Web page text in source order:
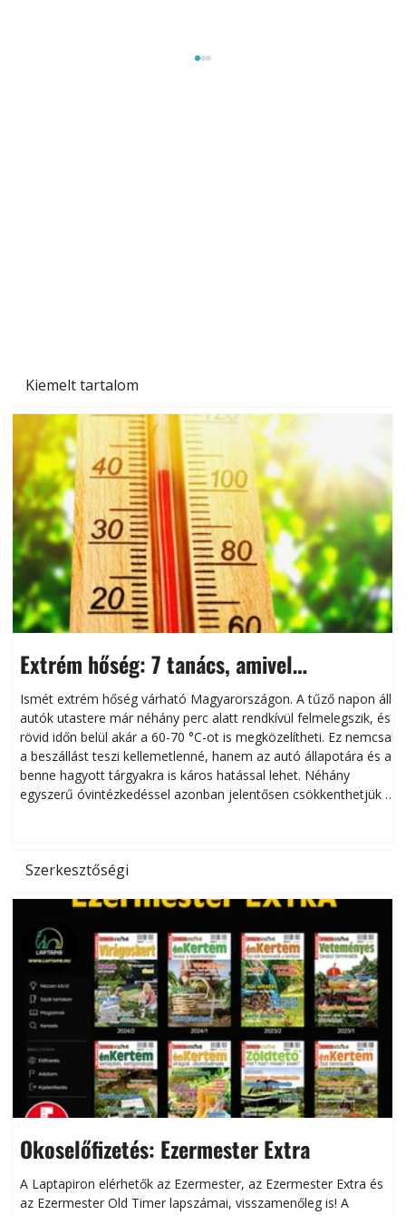
Kiemelt tartalom
Extrém hőség: 7 tanács, amivel
megóvhatjuk autónkat a nyári károktól
Ismét extrém hőség várható Magyarországon. A tűző napon álló
autók utastere már néhány perc alatt rendkívül felmelegszik, és
rövid időn belül akár a 60-70 °C-ot is megközelítheti. Ez nemcsak
a beszállást teszi kellemetlenné, hanem az autó állapotára és a
benne hagyott tárgyakra is káros hatással lehet. Néhány
egyszerű óvintézkedéssel azonban jelentősen csökkenthetjük a
Szerkesztőségi
Okoselőfizetés: Ezermester Extra
A Laptapiron elérhetők az Ezermester, az Ezermester Extra és
az Ezermester Old Timer lapszámai, visszamenőleg is! A